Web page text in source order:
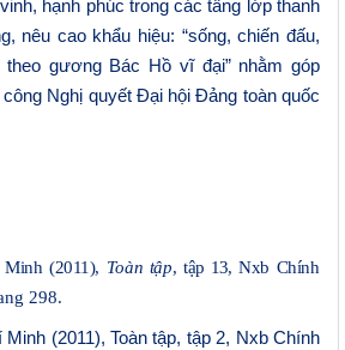
hạnh phúc trong các tầng lớp thanh
nêu cao khẩu hiệu: “sống, chiến đấu,
theo gương Bác Hồ vĩ đại” nhằm góp
công Nghị quyết Đại hội Đảng toàn quốc
Minh (2011), Toàn tập, tập 13,Nxb Chính
298.
(2011), Toàn tập, tập 2, Nxb Chính